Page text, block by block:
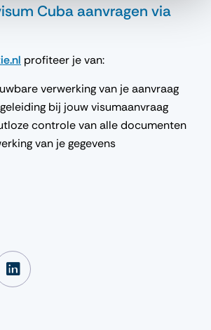
Cuba aanvragen via
profiteer je van:
verwerking van je aanvraag
bij jouw visumaanvraag
controle van alle documenten
van je gegevens